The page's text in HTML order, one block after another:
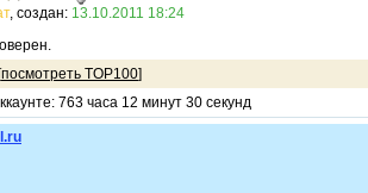
, создан: 13.10.2011 18:24
[посмотреть TOP100]
763 часа 12 минут 30 секунд